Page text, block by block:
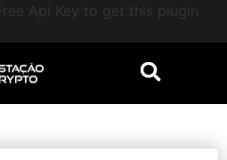
Api Key to get this plugin